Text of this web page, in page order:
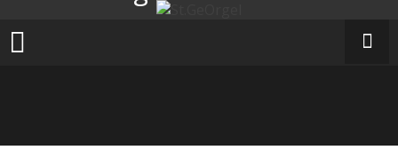
Inhalt
springen